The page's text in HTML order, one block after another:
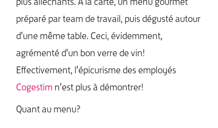
plus alléchants. A la carte, un menu gourmet
préparé par team de travail, puis dégusté autour
d’une même table. Ceci, évidemment,
agrémenté d’un bon verre de vin!
Effectivement, l’épicurisme des employés
Cogestim n’est plus à démontrer!
Quant au menu?